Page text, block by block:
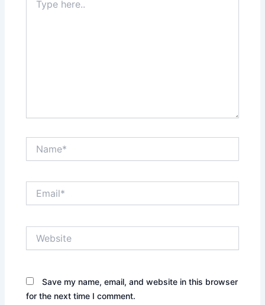
here..
Save my name, email, and website in this browser
for the next time I comment.